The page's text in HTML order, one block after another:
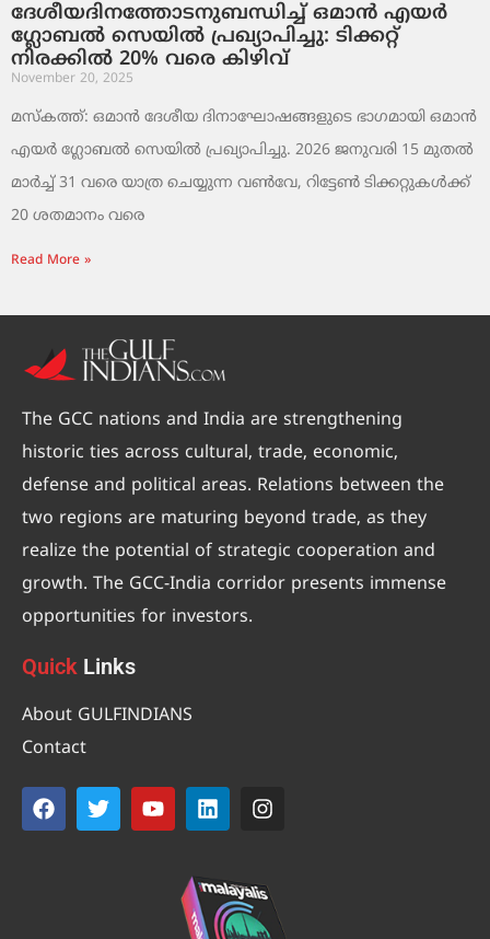
ദേശീയദിനത്തോടനുബന്ധിച്ച് ഒമാൻ എയർ
ഗ്ലോബൽ സെയിൽ പ്രഖ്യാപിച്ചു: ടിക്കറ്റ്
നിരക്കിൽ 20% വരെ കിഴിവ്
November 20, 2025
മസ്‌കത്ത്: ഒമാൻ ദേശീയ ദിനാഘോഷങ്ങളുടെ ഭാഗമായി ഒമാൻ
എയർ ഗ്ലോബൽ സെയിൽ പ്രഖ്യാപിച്ചു. 2026 ജനുവരി 15 മുതൽ
മാർച്ച് 31 വരെ യാത്ര ചെയ്യുന്ന വൺവേ, റിട്ടേൺ ടിക്കറ്റുകൾക്ക്
20 ശതമാനം വരെ
Read More »
The GCC nations and India are strengthening
historic ties across cultural, trade, economic,
defense and political areas. Relations between the
two regions are maturing beyond trade, as they
realize the potential of strategic cooperation and
growth. The GCC-India corridor presents immense
opportunities for investors.
Quick Links
About GULFINDIANS
Contact